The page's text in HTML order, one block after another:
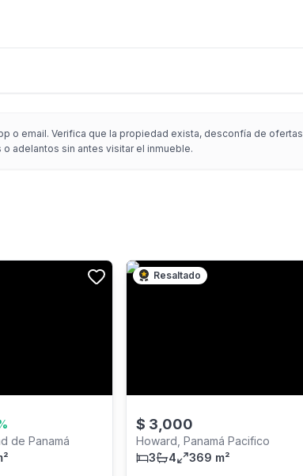
o email. Verifica que la propiedad exista, desconfía de ofertas
adelantos sin antes visitar el inmueble.
de Panamá
Resaltado
$ 3,000
Howard, Panamá Pacifico
3
4 369 m²